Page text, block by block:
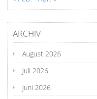
ARCHIV
August 2026
Juli 2026
Juni 2026